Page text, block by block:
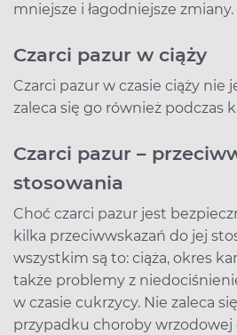
mniejsze i łagodniejsze zmiany.
Czarci pazur w ciąży
Czarci pazur w czasie ciąży nie
zaleca się go również podczas
Czarci pazur –
stosowania
Choć czarci pazur jest
kilka przeciwwskazań do jej
wszystkim są to: ciąża, okres
także problemy z
w czasie cukrzycy. Nie zaleca
przypadku choroby wrzodowej